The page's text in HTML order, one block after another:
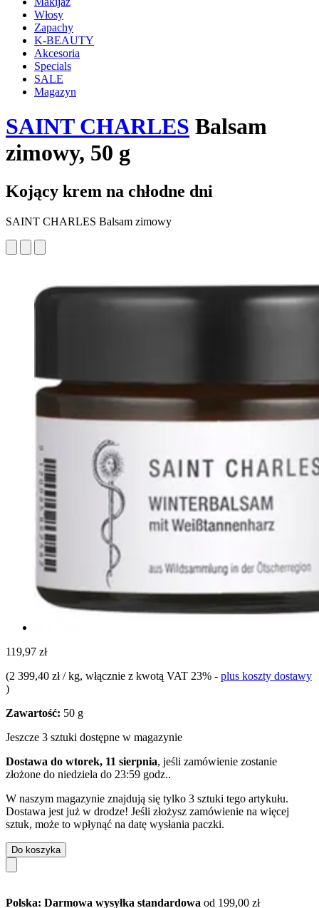
Włosy
Zapachy
K-BEAUTY
Akcesoria
Specials
SALE
Magazyn
SAINT CHARLES Balsam
zimowy, 50 g
Kojący krem na chłodne dni
SAINT CHARLES Balsam zimowy
119,97 zł
(2 399,40 zł / kg, włącznie z kwotą VAT 23% - plus koszty dostawy
)
Zawartość: 50 g
Jeszcze 3 sztuki dostępne w magazynie
Dostawa do wtorek, 11 sierpnia, jeśli zamówienie zostanie
złożone do niedziela do 23:59 godz..
W naszym magazynie znajdują się tylko 3 sztuki tego artykułu.
Dostawa jest już w drodze! Jeśli złożysz zamówienie na więcej
sztuk, może to wpłynąć na datę wysłania paczki.
Do koszyka
Polska: Darmowa wysyłka standardowa od 199,00 zł